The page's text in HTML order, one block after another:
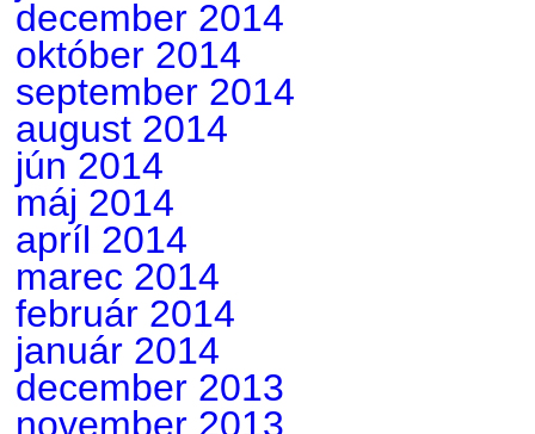
december 2014
október 2014
september 2014
august 2014
jún 2014
máj 2014
apríl 2014
marec 2014
február 2014
január 2014
december 2013
november 2013